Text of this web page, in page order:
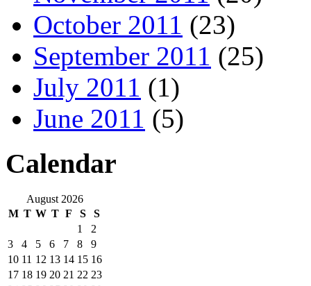
October 2011 (23)
September 2011 (25)
July 2011 (1)
June 2011 (5)
Calendar
August 2026
M T W T F S
S
1
2
3
4 5 6 7 8
9
10 11 12 13 14 15 16
17 18 19 20 21 22 23